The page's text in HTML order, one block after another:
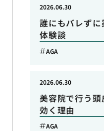
誰にもバレず
体験談
2026.06.30
AGA
美容院で行う
効く理由
2026.06.30
AGA